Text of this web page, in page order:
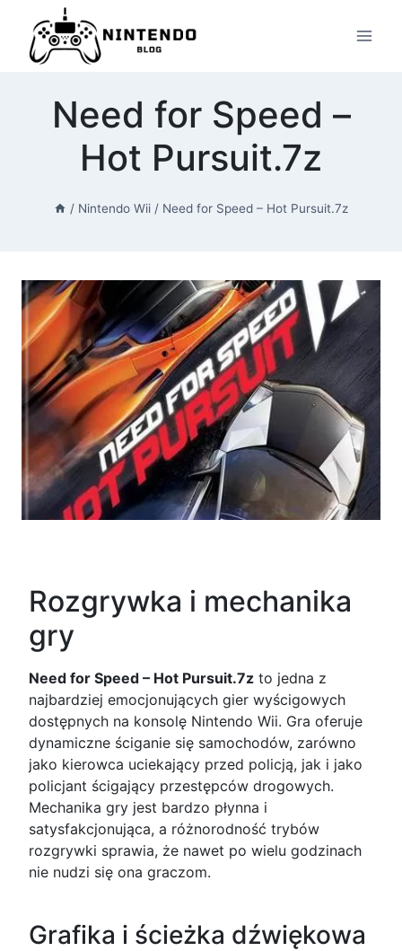
Przeskocz
treści
Need for Speed –
Hot Pursuit.7z
/ Nintendo Wii / Need for Speed – Hot Pursuit.7z
Rozgrywka i mechanika
gry
Need for Speed – Hot Pursuit.7z to jedna z
najbardziej emocjonujących gier wyścigowych
dostępnych na konsolę Nintendo Wii. Gra oferuje
dynamiczne ściganie się samochodów, zarówno
jako kierowca uciekający przed policją, jak i jako
policjant ścigający przestępców drogowych.
Mechanika gry jest bardzo płynna i
satysfakcjonująca, a różnorodność trybów
rozgrywki sprawia, że nawet po wielu godzinach
nie nudzi się ona graczom.
Grafika i ścieżka dźwiękowa